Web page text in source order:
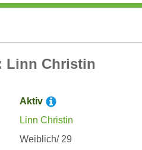
Linn Christin
Aktiv
Linn Christin
Weiblich/ 29